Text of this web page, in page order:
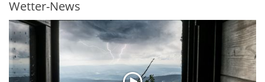
über 150 l/m² pro Stunde an. Solche
Neben der Niederschlagsintensität kann auch die Zuggeschwindigkeit der
Niederschlagsgebiete und damit die Niederschlagsdauer abgeschätzt
werden. Neben der 5-minütigen Radaraufzeichnung gibt es eine
Niederschlagsprognose
für die nächsten 2 Stunden. So sehen Sie genau,
wann und wo in Deutschland mit Regen oder Schneefall zu rechnen ist bzw.
kennen zu jeder Zeit den genauen Verlauf einer Niederschlagsfront.
Wetter-News